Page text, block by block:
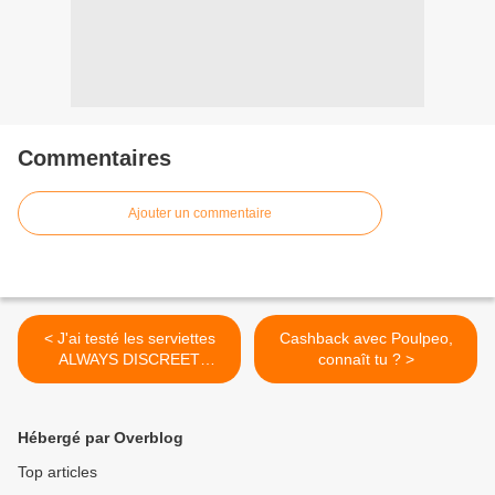
Commentaires
Ajouter un commentaire
< J'ai testé les serviettes
ALWAYS DISCREET
BOUTIQUE
Cashback avec Poulpeo,
connaît tu ? >
Hébergé par Overblog
Top articles